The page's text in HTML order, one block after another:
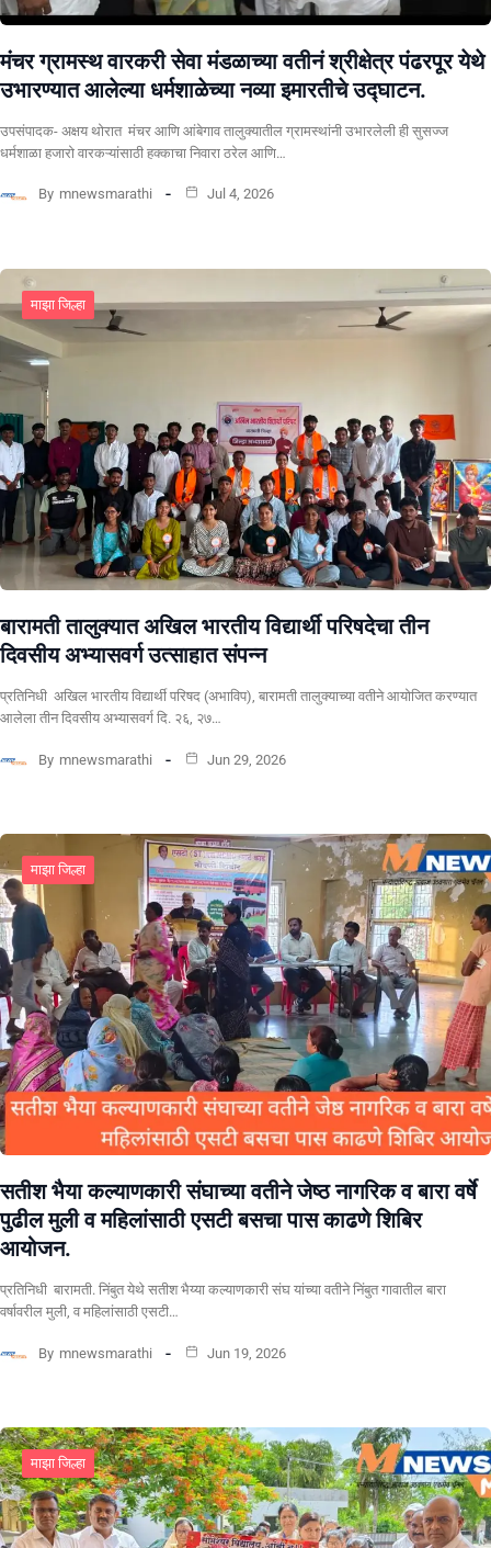
मंचर ग्रामस्थ वारकरी सेवा मंडळाच्या वतीनं श्रीक्षेत्र पंढरपूर येथे
उभारण्यात आलेल्या धर्मशाळेच्या नव्या इमारतीचे उद्घाटन.
उपसंपादक- अक्षय थोरात मंचर आणि आंबेगाव तालुक्यातील ग्रामस्थांनी उभारलेली ही सुसज्ज
धर्मशाळा हजारो वारकऱ्यांसाठी हक्काचा निवारा ठरेल आणि…
By mnewsmarathi Jul 4, 2026
माझा जिल्हा
बारामती तालुक्यात अखिल भारतीय विद्यार्थी परिषदेचा तीन
दिवसीय अभ्यासवर्ग उत्साहात संपन्न
प्रतिनिधी अखिल भारतीय विद्यार्थी परिषद (अभाविप), बारामती तालुक्याच्या वतीने आयोजित करण्यात
आलेला तीन दिवसीय अभ्यासवर्ग दि. २६, २७…
By mnewsmarathi Jun 29, 2026
माझा जिल्हा
सतीश भैया कल्याणकारी संघाच्या वतीने जेष्ठ नागरिक व बारा वर्षे
पुढील मुली व महिलांसाठी एसटी बसचा पास काढणे शिबिर
आयोजन.
प्रतिनिधी बारामती. निंबुत येथे सतीश भैय्या कल्याणकारी संघ यांच्या वतीने निंबुत गावातील बारा
वर्षावरील मुली, व महिलांसाठी एसटी…
By mnewsmarathi Jun 19, 2026
माझा जिल्हा